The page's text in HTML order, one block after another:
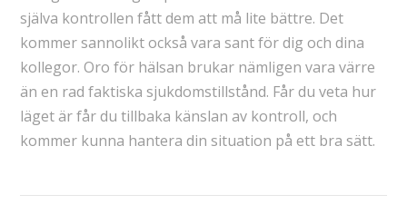
själva kontrollen fått dem att må lite bättre. Det
kommer sannolikt också vara sant för dig och dina
kollegor. Oro för hälsan brukar nämligen vara värre
än en rad faktiska sjukdomstillstånd. Får du veta hur
läget är får du tillbaka känslan av kontroll, och
kommer kunna hantera din situation på ett bra sätt.